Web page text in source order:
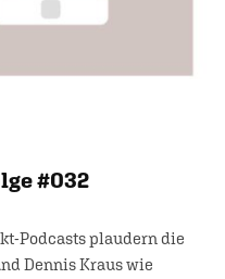
#032
Podcasts plaudern die
Dennis Kraus wie